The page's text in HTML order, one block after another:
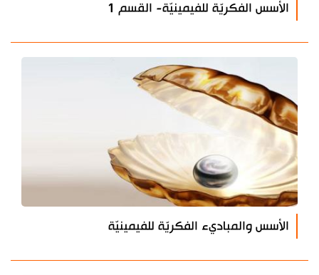
الأسس الفكريّة للفيمينيّة- القسم 1
الأسس والمباديء الفكريّة للفيمينيّة